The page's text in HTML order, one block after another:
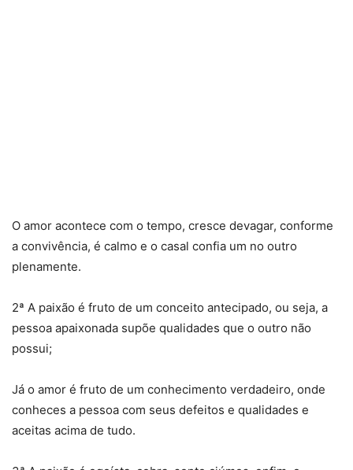
O amor acontece com o tempo, cresce devagar, conforme
a convivência, é calmo e o casal confia um no outro
plenamente.
2ª A paixão é fruto de um conceito antecipado, ou seja, a
pessoa apaixonada supõe qualidades que o outro não
possui;
Já o amor é fruto de um conhecimento verdadeiro, onde
conheces a pessoa com seus defeitos e qualidades e
aceitas acima de tudo.